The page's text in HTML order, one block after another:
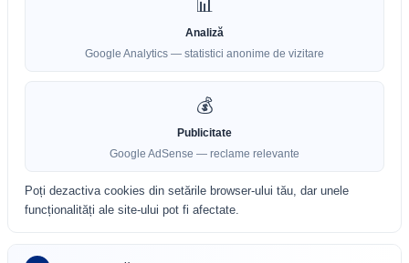
📊
Analiză
Google Analytics — statistici anonime de vizitare
💰
Publicitate
Google AdSense — reclame relevante
Poți dezactiva cookies din setările browser-ului tău, dar unele
funcționalități ale site-ului pot fi afectate.